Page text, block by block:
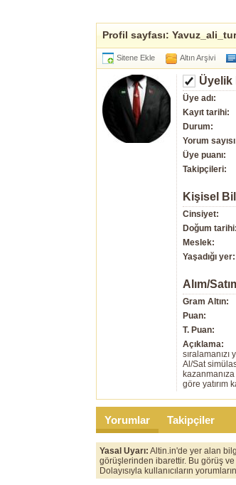
Profil sayfası:
Sitene Ekle Altın Arşivi
Üyelik
Üye adı:
Kayıt tarihi:
Durum:
Yorum
Üye puanı:
Takipçileri:
Kişisel
Cinsiyet:
Doğum tarihi:
Meslek:
Yaşadığı yer:
Alım/
Gram Altın:
Puan:
T. Puan:
Açıklama:
Al/Sat
göre yatırım
Yorumlar Takipçiler
Yasal Uyarı: Altin.in'de yer alan
görüşlerinden ibarettir. Bu görüş
Dolayısıyla kullanıcıların